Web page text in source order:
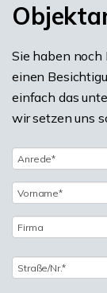
Sie haben noch
einen
einfach das
wir setzen uns